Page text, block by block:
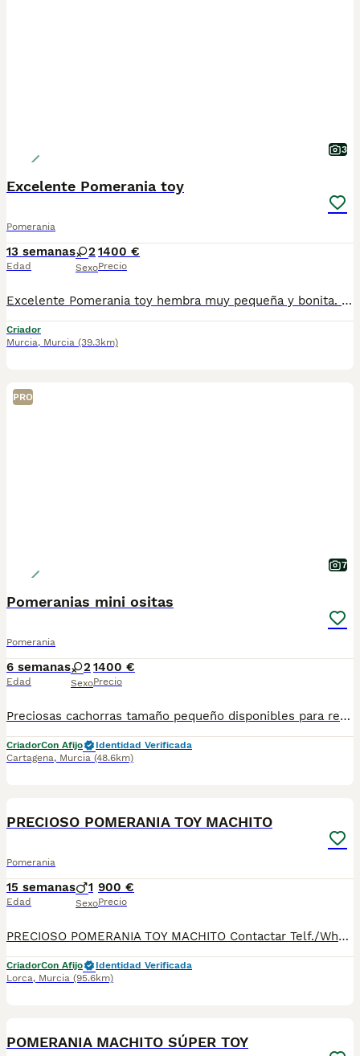
3
Excelente Pomerania toy
Pomerania
13 semanas
Edad
2
Sexo
1400 €
Precio
Excelente Pomerania toy hembra muy pequeña y bonita. Mucha calidad de pelo y espectacular línea. Se entrega vacunado desparasitado y con cartilla sanitaria
Criador
Murcia, Murcia (39.3km)
PRO
7
Pomeranias mini ositas
Pomerania
6 semanas
Edad
2
Sexo
1400 €
Precio
Preciosas cachorras tamaño pequeño disponibles para reservar. Mucho pelo y super chatas. Gran calidad y belleza. De carácter muy dulces e inteligentes. Se entregan vacunados, desparasitados, cartilla oficial y contrato de garantias víricas y congénitas. Posibilidad de envio a cualquier punto de España. 688973535 atiendo llamada y WhatsApp.
CriadorCon Afijo
Identidad Verificada
Cartagena, Murcia (48.6km)
PRECIOSO POMERANIA TOY MACHITO
Pomerania
15 semanas
Edad
1
Sexo
900 €
Precio
PRECIOSO POMERANIA TOY MACHITO Contactar Telf./WhatsApp: 630 04 72 63 / 614 20 54 71 / 687 10 74 96 Disponibles sin reservar: Precio desde 900 €* Se pueden ver previamente sin ningún compromiso. Si le interesa ya se lo pueden llevar Se entregan con su cartilla sanitaria, desparasitado y con las vacunas correspondientes a su edad. *El precio de los cachorros no incluyen envíos, si el cliente solicita ese servicio, el coste del mismo lo pagará directamente el cliente a la agencia del transporte.
CriadorCon Afijo
Identidad Verificada
Lorca, Murcia (95.6km)
POMERANIA MACHITO SÚPER TOY